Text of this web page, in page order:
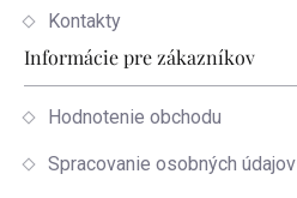
Kontakty
Informácie pre zákazníkov
Hodnotenie obchodu
Spracovanie osobných údajov